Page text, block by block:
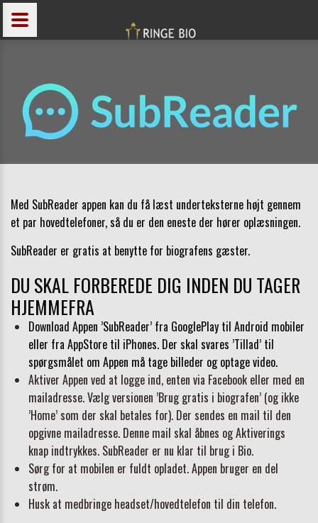
Med SubReader appen kan du få læst underteksterne højt gennem
et par hovedtelefoner, så du er den eneste der hører oplæsningen.
SubReader er gratis at benytte for biografens gæster.
DU SKAL FORBEREDE DIG INDEN DU TAGER
HJEMMEFRA
Download Appen ’SubReader’ fra GooglePlay til Android mobiler
eller fra AppStore til iPhones. Der skal svares ’Tillad’ til
spørgsmålet om Appen må tage billeder og optage video.
Aktiver Appen ved at logge ind, enten via Facebook eller med en
mailadresse. Vælg versionen ’Brug gratis i biografen’ (og ikke
’Home’ som der skal betales for). Der sendes en mail til den
opgivne mailadresse. Denne mail skal åbnes og Aktiverings
knap indtrykkes. SubReader er nu klar til brug i Bio.
Sørg for at mobilen er fuldt opladet. Appen bruger en del
strøm.
Husk at medbringe headset/hovedtelefon til din telefon.